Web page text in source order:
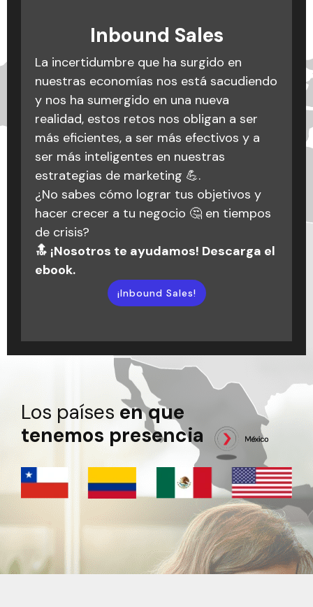
Inbound Sales
La incertidumbre que ha surgido en
nuestras economías nos está sacudiendo
y nos ha sumergido en una nueva
realidad, estos retos nos obligan a ser
más eficientes, a ser más efectivos y a
ser más inteligentes en nuestras
estrategias de marketing 💪.
¿No sabes cómo lograr tus objetivos y
hacer crecer a tu negocio 🤔 en tiempos
de crisis?
🔝 ¡Nosotros te ayudamos! Descarga el
ebook.
¡Inbound Sales!
Podcast: La cagada es no
saber cagarla
Equivocarse es muy fácil, lo importante
es no cometer los mismos errores varias
veces. Catalina Montoya, directora de
operaciones en Triario nos habla sobre
algunas cagadas en los procesos de
marketing digital con algunos clientes y
dentro de Triario. Situaciones de las que
hemos aprendido y que ahora hacen
parte de nuestra historia.
¡Escuchar podcast!
Inbound Marketing: qué
es, conceptos y
metodología
Crear una estrategia efectiva es como
preparar una receta: ¡necesitas
ingredientes claros y pasos precisos
para un resultado delicioso! 🍳🌟
Si sientes que tu estrategia está dando
vueltas en círculos, ¡hablemos! Estamos
aquí para ayudarte a darle forma a tus
objetivos y alcanzar el éxito que buscas.
🚀💬
Los países en que
tenemos presencia